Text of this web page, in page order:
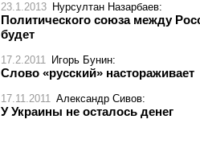
23.1.2013 Нурсултан Назарбаев:
Политического союза между
будет
17.2.2011 Игорь Бунин:
Слово «русский» настораживает
17.11.2011 Александр Сивов:
У Украины не осталось денег